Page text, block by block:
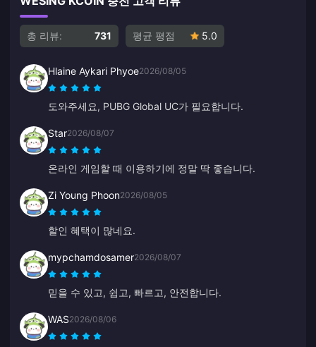
총 리뷰: 731 평균 평점 5.0
Hlaine Aykari Phyoe2026/08/05
도와주세요, PUBG Global UC가 필요합니다.
Star2026/08/07
온라인 게임할 때 이용하기에 정말 딱 좋습니다.
Zi Young Phoon2026/08/05
할인 혜택이 많네요.
mypchamdosamer2026/08/07
믿을 수 있고, 쉽고, 빠르고, 안전합니다.
WAS2026/08/06